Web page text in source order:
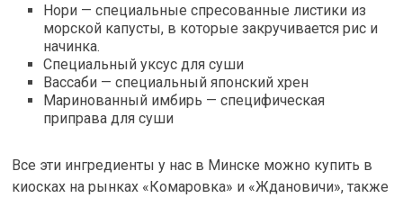
Нори — специальные спресованные листики из
морской капусты, в которые закручивается рис и
начинка.
Специальный уксус для суши
Вассаби — специальный японский хрен
Маринованный имбирь — специфическая
приправа для суши
Все эти ингредиенты у нас в Минске можно купить в
киосках на рынках «Комаровка» и «Ждановичи», также